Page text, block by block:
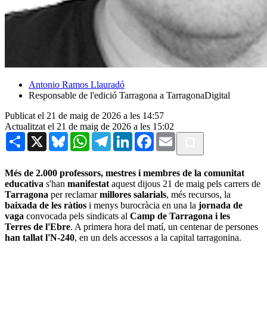
Antonio Ramos Llauradó
Responsable de l'edició Tarragona a TarragonaDigital
Publicat el 21 de maig de 2026 a les 14:57
Actualitzat el 21 de maig de 2026 a les 15:02
Share X BlueskyWhatsAppTelegramLinkedInFacebook
Email
Més de 2.000 professors, mestres i membres de la comunitat
educativa s'han manifestat aquest dijous 21 de maig pels carrers de
Tarragona per reclamarmillores salarials, més recursos, la
baixada de les ràtios i menys burocràcia en una la jornada de
vaga convocada pels sindicats al Camp de Tarragona i les
Terres de l'Ebre. A primera hora del matí, un centenar de persones
han tallat l'N-240, en un dels accessos a la capital tarragonina.